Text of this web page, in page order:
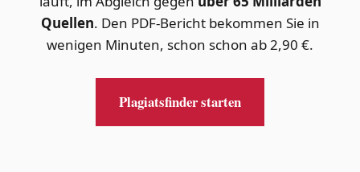
Quellen. Den PDF-Bericht bekommen Sie in
wenigen Minuten, schon schon ab 2,90 €.
Plagiatsfinder starten